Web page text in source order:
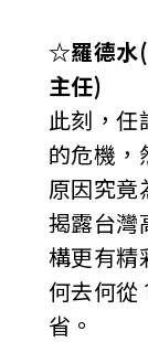
☆羅德水(
主任)
此刻，任
的危機，
原因究竟
揭露台灣
構更有精
何去何從
省。